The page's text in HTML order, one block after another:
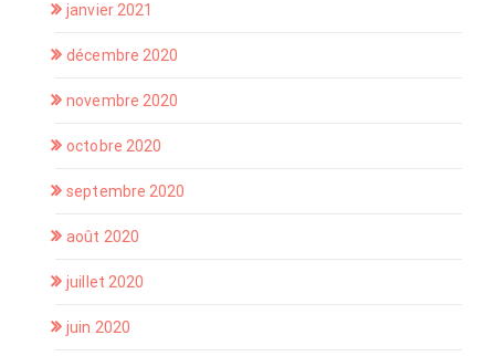
janvier 2021
décembre 2020
novembre 2020
octobre 2020
septembre 2020
août 2020
juillet 2020
juin 2020